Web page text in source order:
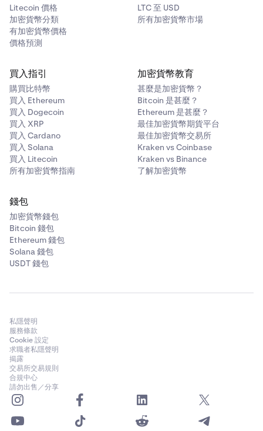
Litecoin 價格
加密貨幣分類
有加密貨幣價格
價格預測
LTC 至 USD
所有加密貨幣市場
買入指引
購買比特幣
買入 Ethereum
買入 Dogecoin
買入 XRP
買入 Cardano
買入 Solana
買入 Litecoin
所有加密貨幣指南
加密貨幣教育
甚麼是加密貨幣？
Bitcoin 是甚麼？
Ethereum 是甚麼？
最佳加密貨幣期貨平台
最佳加密貨幣交易所
Kraken vs Coinbase
Kraken vs Binance
了解加密貨幣
錢包
加密貨幣錢包
Bitcoin 錢包
Ethereum 錢包
Solana 錢包
USDT 錢包
私隱聲明
服務條款
Cookie 設定
求職者私隱聲明
揭露
交易所交易規則
合規中心
請勿出售／分享